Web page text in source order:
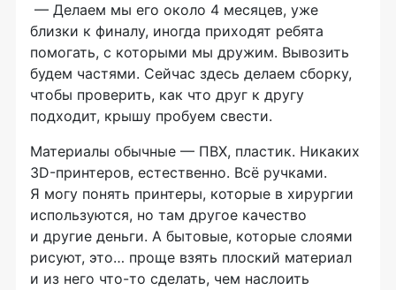
— Делаем мы его около 4 месяцев, уже
близки к финалу, иногда приходят ребята
помогать, с которыми мы дружим. Вывозить
будем частями. Сейчас здесь делаем сборку,
чтобы проверить, как что друг к другу
подходит, крышу пробуем свести.
Материалы обычные — ПВХ, пластик. Никаких
3D-принтеров, естественно. Всё ручками.
Я могу понять принтеры, которые в хирургии
используются, но там другое качество
и другие деньги. А бытовые, которые слоями
рисуют, это… проще взять плоский материал
и из него что-то сделать, чем наслоить